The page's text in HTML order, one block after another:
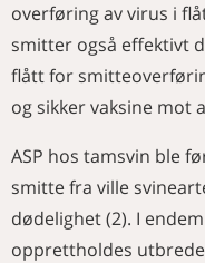
overføring av virus i
smitter også effektivt
flått for
og sikker vaksine mot
ASP hos tamsvin ble
smitte fra ville
dødelighet (2). I
opprettholdes